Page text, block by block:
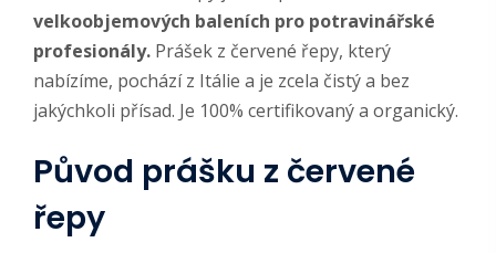
velkoobjemových baleních pro potravinářské
profesionály. Prášek z červené řepy, který
nabízíme, pochází z Itálie a je zcela čistý a bez
jakýchkoli přísad. Je 100% certifikovaný a organický.
Původ prášku z červené
řepy